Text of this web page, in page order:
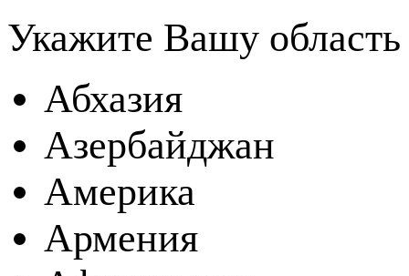
Укажите Вашу область
Абхазия
Азербайджан
Америка
Армения